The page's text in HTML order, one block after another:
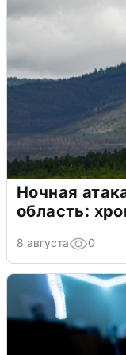
Ночная
область:
8 августа 0